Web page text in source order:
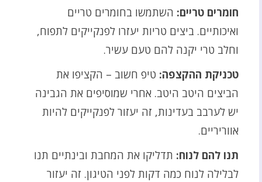
חומרים טריים: השתמשו בחומרים טריים
ואיכותיים. ביצים טריות יעזרו לפנקייקים לתפוח,
וחלב טרי יקנה להם טעם עשיר.
טכניקת ההקצפה: טיפ חשוב – הקציפו את
הביצים היטב היטב. אחרי שמוסיפים את הגבינה
יש לערבב בעדינות, זה יעזור לפנקייקים להיות
אווריריים.
תנו להם לנוח: תדליקו את המחבת ובינתיים תנו
לבלילה לנוח כמה דקות לפני הטיגון. זה יעזור